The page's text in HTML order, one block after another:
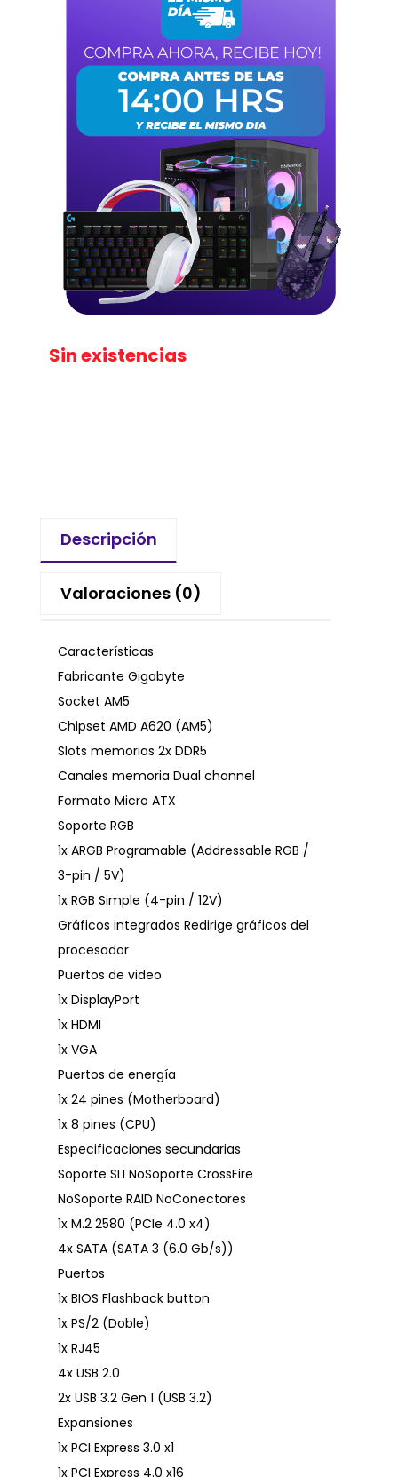
Sin existencias
Descripción
Valoraciones (0)
Características
Fabricante Gigabyte
Socket AM5
Chipset AMD A620 (AM5)
Slots memorias 2x DDR5
Canales memoria Dual channel
Formato Micro ATX
Soporte RGB
1x ARGB Programable (Addressable RGB /
3-pin / 5V)
1x RGB Simple (4-pin / 12V)
Gráficos integrados Redirige gráficos del
procesador
Puertos de video
1x DisplayPort
1x HDMI
1x VGA
Puertos de energía
1x 24 pines (Motherboard)
1x 8 pines (CPU)
Especificaciones secundarias
Soporte SLI NoSoporte CrossFire
NoSoporte RAID NoConectores
1x M.2 2580 (PCIe 4.0 x4)
4x SATA (SATA 3 (6.0 Gb/s))
Puertos
1x BIOS Flashback button
1x PS/2 (Doble)
1x RJ45
4x USB 2.0
2x USB 3.2 Gen 1 (USB 3.2)
Expansiones
1x PCI Express 3.0 x1
1x PCI Express 4.0 x16